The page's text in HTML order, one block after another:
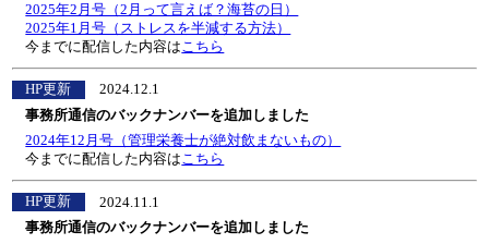
2025年2月号（2月って言えば？海苔の日）
2025年1月号（ストレスを半減する方法）
今までに配信した内容はこちら
HP更新
2024.12.1
事務所通信のバックナンバーを追加しました
2024年12月号（管理栄養士が絶対飲まないもの）
今までに配信した内容はこちら
HP更新
2024.11.1
事務所通信のバックナンバーを追加しました